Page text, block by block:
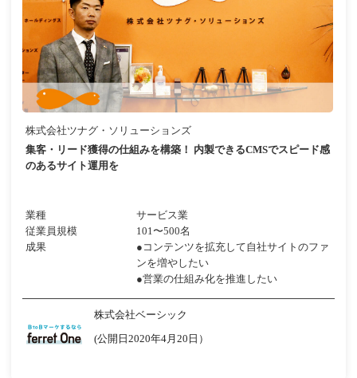
株式会社ツナグ・ソリューションズ
集客・リード獲得の仕組みを構築！ 内製できるCMSでスピード感
のあるサイト運用を
業種
サービス業
従業員規模
101〜500名
成果
●コンテンツを拡充して自社サイトのファ
ンを増やしたい
●営業の仕組み化を推進したい
株式会社ベーシック
(公開日2020年4月20日）